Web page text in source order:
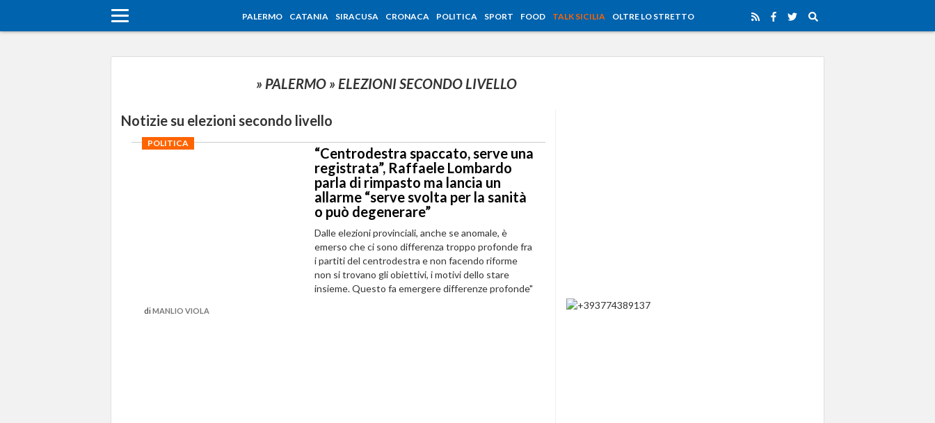
PALERMO CATANIA SIRACUSA CRONACA POLITICA SPORT FOOD TALK SICILIA OLTRE LO STRETTO
» PALERMO » ELEZIONI SECONDO LIVELLO
Notizie su elezioni secondo livello
POLITICA
“Centrodestra spaccato, serve una
registrata”, Raffaele Lombardo
parla di rimpasto ma lancia un
allarme “serve svolta per la sanità
o può degenerare”
Dalle elezioni provinciali, anche se anomale, è
emerso che ci sono differenza troppo profonde fra
i partiti del centrodestra e non facendo riforme
non si trovano gli obiettivi, i motivi dello stare
insieme. Questo fa emergere differenze profonde"
diMANLIO VIOLA